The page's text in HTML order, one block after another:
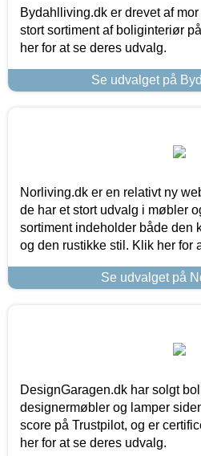
Bydahlliving.dk er drevet af
stort sortiment af boliginteriør
her for at se deres udvalg.
Se udvalget på
Norliving.dk er en relativt ny
de har et stort udvalg i møbler
sortiment indeholder både den
og den rustikke stil. Klik her for
Se udvalget på
DesignGaragen.dk har solgt
designermøbler og lamper
score på Trustpilot, og er
her for at se deres udvalg.